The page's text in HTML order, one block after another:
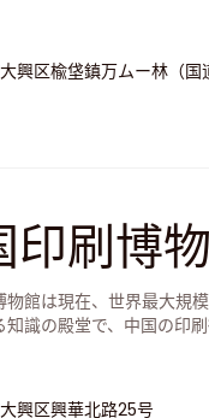
興区楡垡鎮万ムー林（国
印刷博
物館は現在、世界最大規
知識の殿堂で、中国の印
興区興華北路25号